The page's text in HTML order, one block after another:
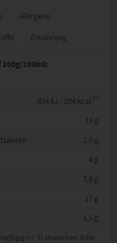
Allergene
Ernährung
100ml:
854 kJ / 204 kcal **
13 g
2,5 g
4 g
3,5 g
17 g
1,5 g
(+/- 5) abweichen. Bitte